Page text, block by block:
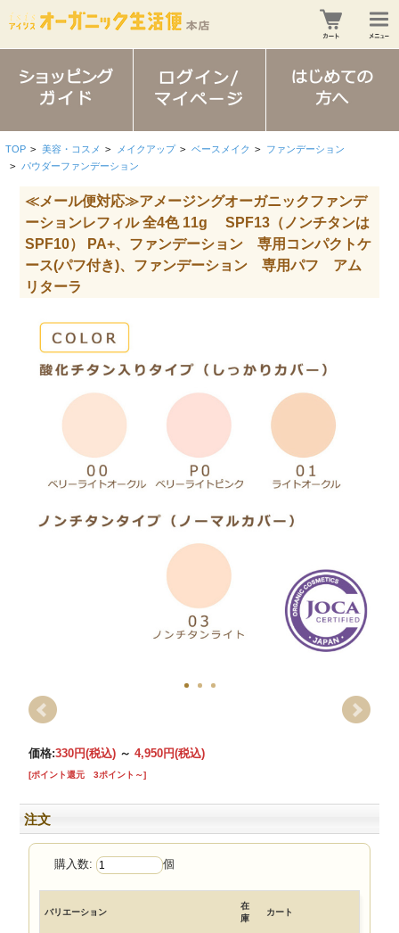
TOP > 美容・コスメ > メイクアップ > ベースメイク > ファンデーション
> パウダーファンデーション
≪メール便対応≫アメージングオーガニックファンデ
ーションレフィル 全4色 11g SPF13（ノンチタンは
SPF10） PA+、ファンデーション 専用コンパクトケ
ース(パフ付き)、ファンデーション 専用パフ アム
リターラ
価格:330円(税込) ～ 4,950円(税込)
[ポイント還元 3ポイント～]
注文
購入数: 個
バリエーション
在
庫
カート